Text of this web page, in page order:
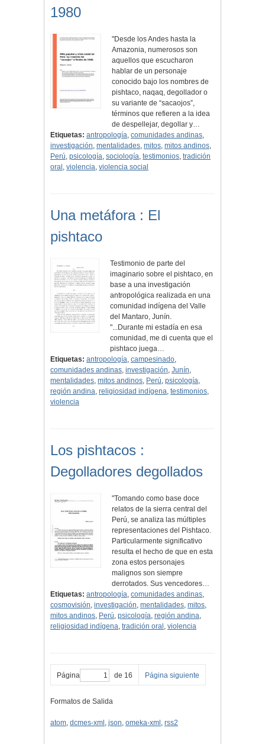
1980
"Desde los Andes hasta la
Amazonia, numerosos son
aquellos que escucharon
hablar de un personaje
conocido bajo los nombres de
pishtaco, naqaq, degollador o
su variante de “sacaojos”,
términos que refieren a la idea
de despellejar, degollar y…
Etiquetas: antropología, comunidades andinas,
investigación, mentalidades, mitos, mitos andinos,
Perú, psicología, sociología, testimonios, tradición
oral , violencia, violencia social
Una metáfora : El
pishtaco
Testimonio de parte del
imaginario sobre el pishtaco, en
base a una investigación
antropológica realizada en una
comunidad indígena del Valle
del Mantaro, Junín.
"...Durante mi estadía en esa
comunidad, me di cuenta que el
pishtaco juega…
Etiquetas: antropología, campesinado,
comunidades andinas, investigación, Junín,
mentalidades, mitos andinos, Perú, psicología,
región andina, religiosidad indígena, testimonios,
violencia
Los pishtacos :
Degolladores degollados
"Tomando como base doce
relatos de la sierra central del
Perú, se analiza las múltiples
representaciones del Pishtaco.
Particularmente significativo
resulta el hecho de que en esta
zona estos personajes
malignos son siempre
derrotados. Sus vencedores…
Etiquetas: antropología, comunidades andinas,
cosmovisión, investigación, mentalidades, mitos,
mitos andinos, Perú, psicología, región andina,
religiosidad indígena, tradición oral , violencia
Página de 16 Página siguiente
Formatos de Salida
atom, dcmes-xml , json, omeka-xml , rss2